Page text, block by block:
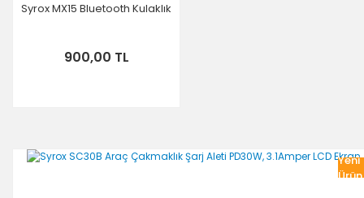
Syrox MX15 Bluetooth Kulaklık
900,00 TL
Yeni
Ürün